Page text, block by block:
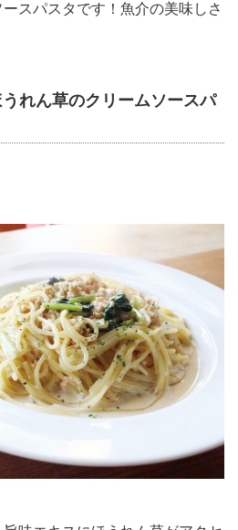
スパスタです！魚介の美味しさ
れん草のクリームソースパ